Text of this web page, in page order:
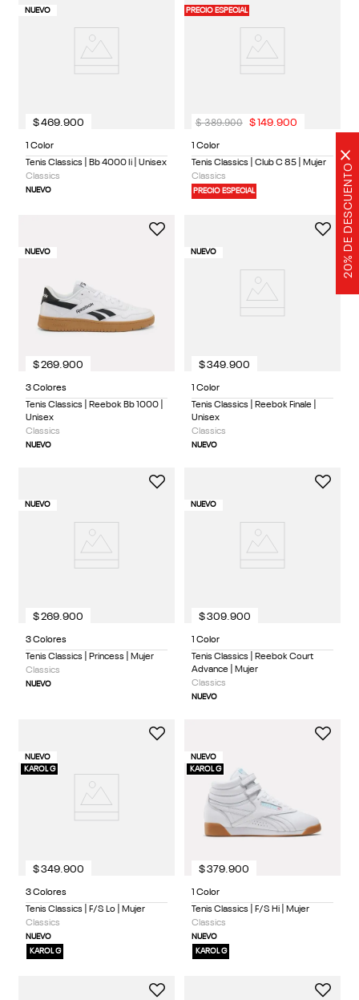
20% DE DESCUENTO
×
NUEVO
1 Color
Tenis Classics | Bb 4000 Ii | Unisex
Classics
NUEVO
$469.900
PRECIO ESPECIAL
1 Color
Tenis Classics | Club C 85 | Mujer
Classics
PRECIO ESPECIAL
$ 389.900 $149.900
NUEVO
3 Colores
Tenis Classics | Reebok Bb 1000 |
Unisex
Classics
NUEVO
$269 .900
NUEVO
1 Color
Tenis Classics | Reebok Finale |
Unisex
Classics
NUEVO
$349. 900
NUEVO
3 Colores
Tenis Classics | Princess | Mujer
Classics
NUEVO
$269.900
NUEVO
1 Color
Tenis Classics | Reebok Court
Advance | Mujer
Classics
NUEVO
$309.900
NUEVO
KAROL G
3 Colores
Tenis Classics | F/S Lo | Mujer
Classics
NUEVO
KAROL G
$349.900
NUEVO
KAROL G
1 Color
Tenis Classics | F/S Hi | Mujer
Classics
NUEVO
KAROL G
$379.900